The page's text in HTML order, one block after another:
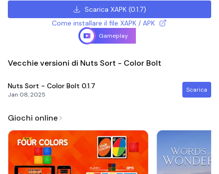
Scarica XAPK(0.1.7)
Come installare il file XAPK / APK
Gameplay
Vecchie versioni di Nuts Sort - Color Bolt
Nuts Sort - Color Bolt 0.1.7
Jan 08, 2025
Scarica
Giochi online